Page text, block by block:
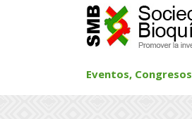
Eventos,